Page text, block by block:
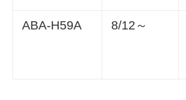
ABA-H59A 8/12～